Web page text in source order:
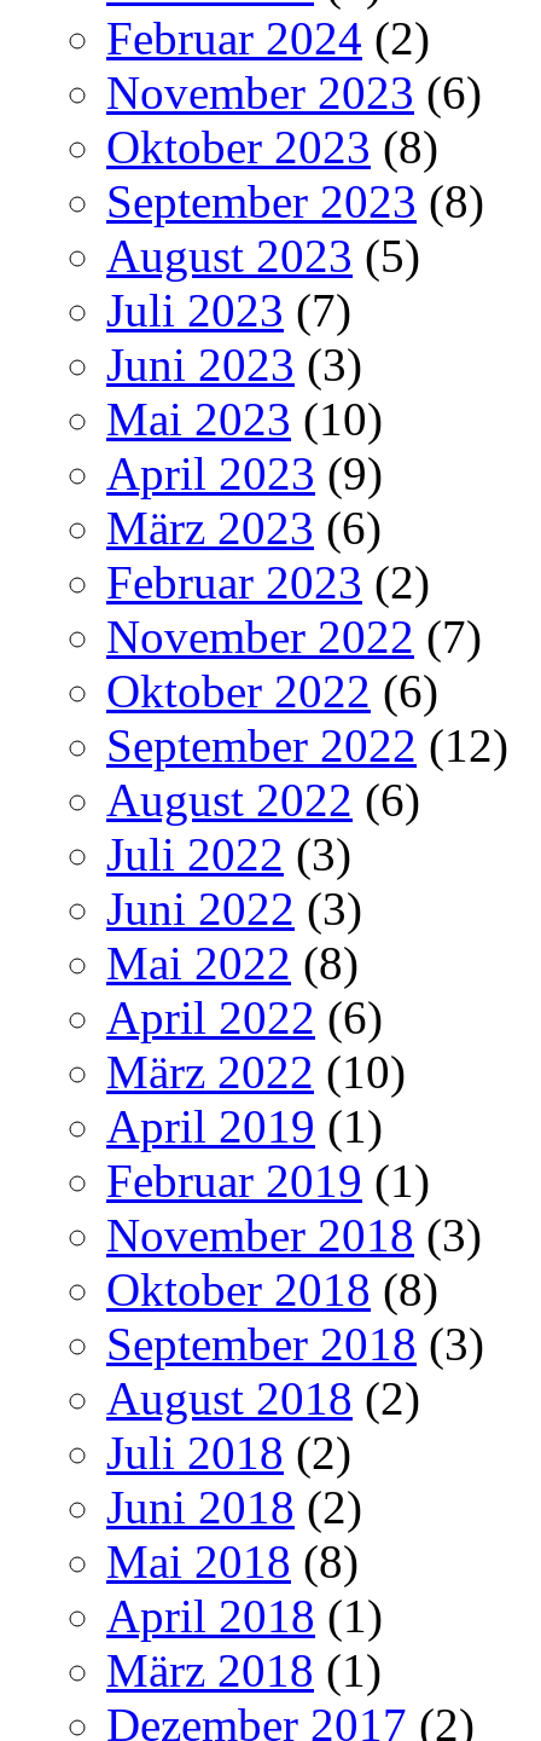
Februar 2024 (2)
November 2023 (6)
Oktober 2023 (8)
September 2023 (8)
August 2023 (5)
Juli 2023 (7)
Juni 2023 (3)
Mai 2023 (10)
April 2023 (9)
März 2023 (6)
Februar 2023 (2)
November 2022 (7)
Oktober 2022 (6)
September 2022 (12)
August 2022 (6)
Juli 2022 (3)
Juni 2022 (3)
Mai 2022 (8)
April 2022 (6)
März 2022 (10)
April 2019 (1)
Februar 2019 (1)
November 2018 (3)
Oktober 2018 (8)
September 2018 (3)
August 2018 (2)
Juli 2018 (2)
Juni 2018 (2)
Mai 2018 (8)
April 2018 (1)
März 2018 (1)
Dezember 2017 (2)